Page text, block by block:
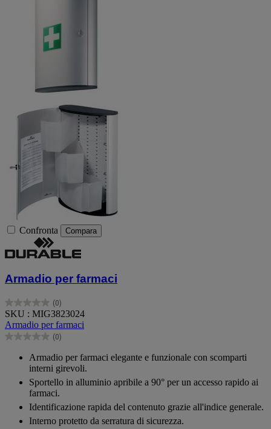
Confronta Compara
Armadio per farmaci
(0)
0.0
su
5
stelle.
SKU : MIG3823024
Armadio per farmaci
(0)
0.0
Armadio per farmaci elegante e funzionale con scomparti
interni girevoli.
Sportello in alluminio apribile a 90° per un accesso rapido ai
farmaci.
Identificazione rapida del contenuto grazie all'indice generale.
Interno protetto da serratura di sicurezza.